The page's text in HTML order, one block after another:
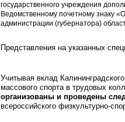
государственного учреждения
Ведомственному почетному знаку
администрации (губернатора)
Представления на указанных
Учитывая вклад
массового спорта в трудовых
организованы и проведены
всероссийского физкультурно-